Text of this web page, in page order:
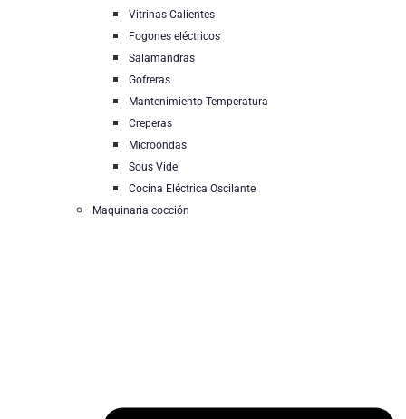
Vitrinas Calientes
Fogones eléctricos
Salamandras
Gofreras
Mantenimiento Temperatura
Creperas
Microondas
Sous Vide
Cocina Eléctrica Oscilante
Maquinaria cocción